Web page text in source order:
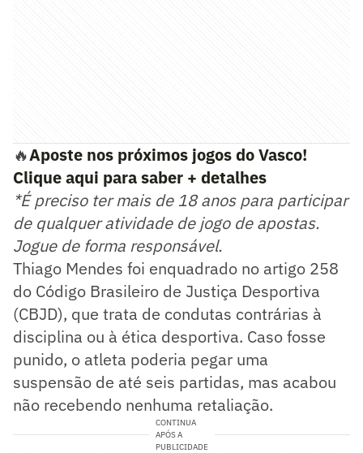
🔥Aposte nos próximos jogos do Vasco!
Clique aqui para saber + detalhes
*É preciso ter mais de 18 anos para participar
de qualquer atividade de jogo de apostas.
Jogue de forma responsável.
Thiago Mendes foi enquadrado no artigo 258
do Código Brasileiro de Justiça Desportiva
(CBJD), que trata de condutas contrárias à
disciplina ou à ética desportiva. Caso fosse
punido, o atleta poderia pegar uma
suspensão de até seis partidas, mas acabou
não recebendo nenhuma retaliação.
CONTINUA
APÓS A
PUBLICIDADE